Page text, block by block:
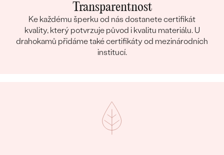
Transparentnost
Ke každému šperku od nás dostanete certifikát
kvality, který potvrzuje původ i kvalitu materiálu. U
drahokamů přidáme také certifikáty od mezinárodních
institucí.